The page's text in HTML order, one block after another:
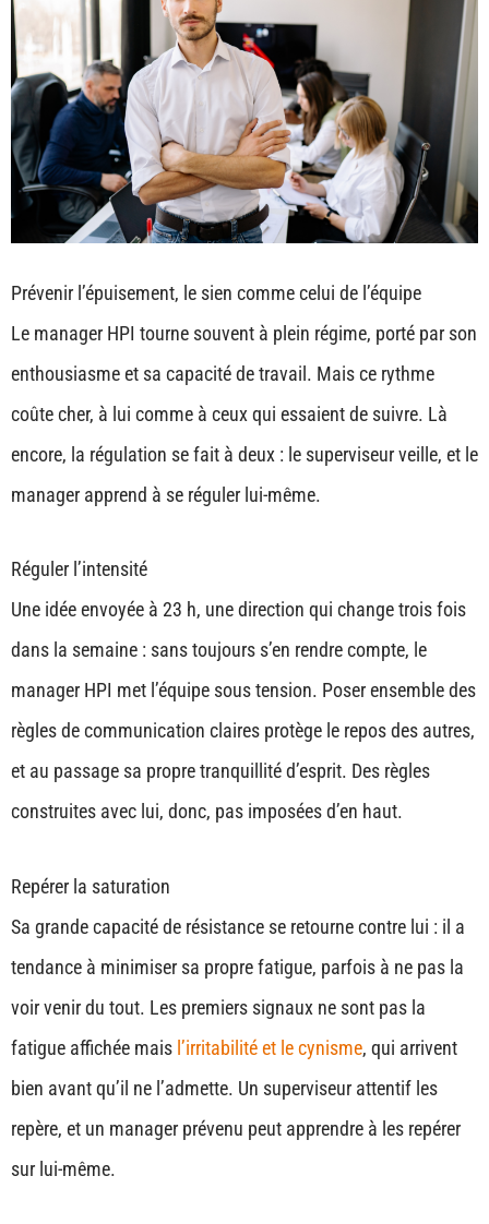
Prévenir l’épuisement, le sien comme celui de l’équipe
Le manager HPI tourne souvent à plein régime, porté par son
enthousiasme et sa capacité de travail. Mais ce rythme
coûte cher, à lui comme à ceux qui essaient de suivre. Là
encore, la régulation se fait à deux : le superviseur veille, et le
manager apprend à se réguler lui-même.
Réguler l’intensité
Une idée envoyée à 23 h, une direction qui change trois fois
dans la semaine : sans toujours s’en rendre compte, le
manager HPI met l’équipe sous tension. Poser ensemble des
règles de communication claires protège le repos des autres,
et au passage sa propre tranquillité d’esprit. Des règles
construites avec lui, donc, pas imposées d’en haut.
Repérer la saturation
Sa grande capacité de résistance se retourne contre lui : il a
tendance à minimiser sa propre fatigue, parfois à ne pas la
voir venir du tout. Les premiers signaux ne sont pas la
fatigue affichée mais l’irritabilité et le cynisme, qui arrivent
bien avant qu’il ne l’admette. Un superviseur attentif les
repère, et un manager prévenu peut apprendre à les repérer
sur lui-même.